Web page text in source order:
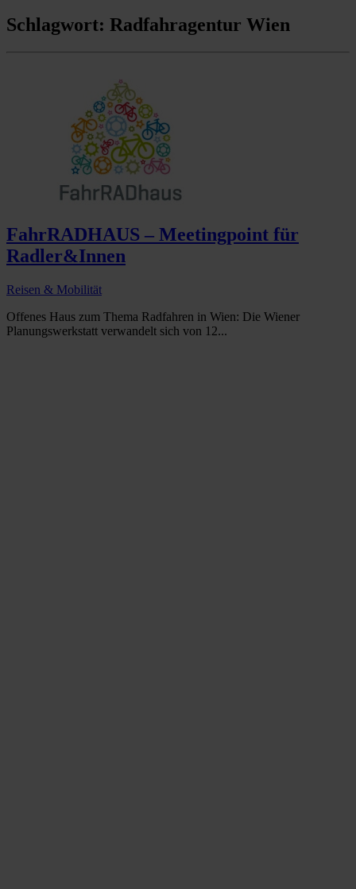
Schlagwort: Radfahragentur Wien
FahrRADHAUS – Meetingpoint für
Radler&Innen
Reisen & Mobilität
Offenes Haus zum Thema Radfahren in Wien: Die Wiener
Planungswerkstatt verwandelt sich von 12...